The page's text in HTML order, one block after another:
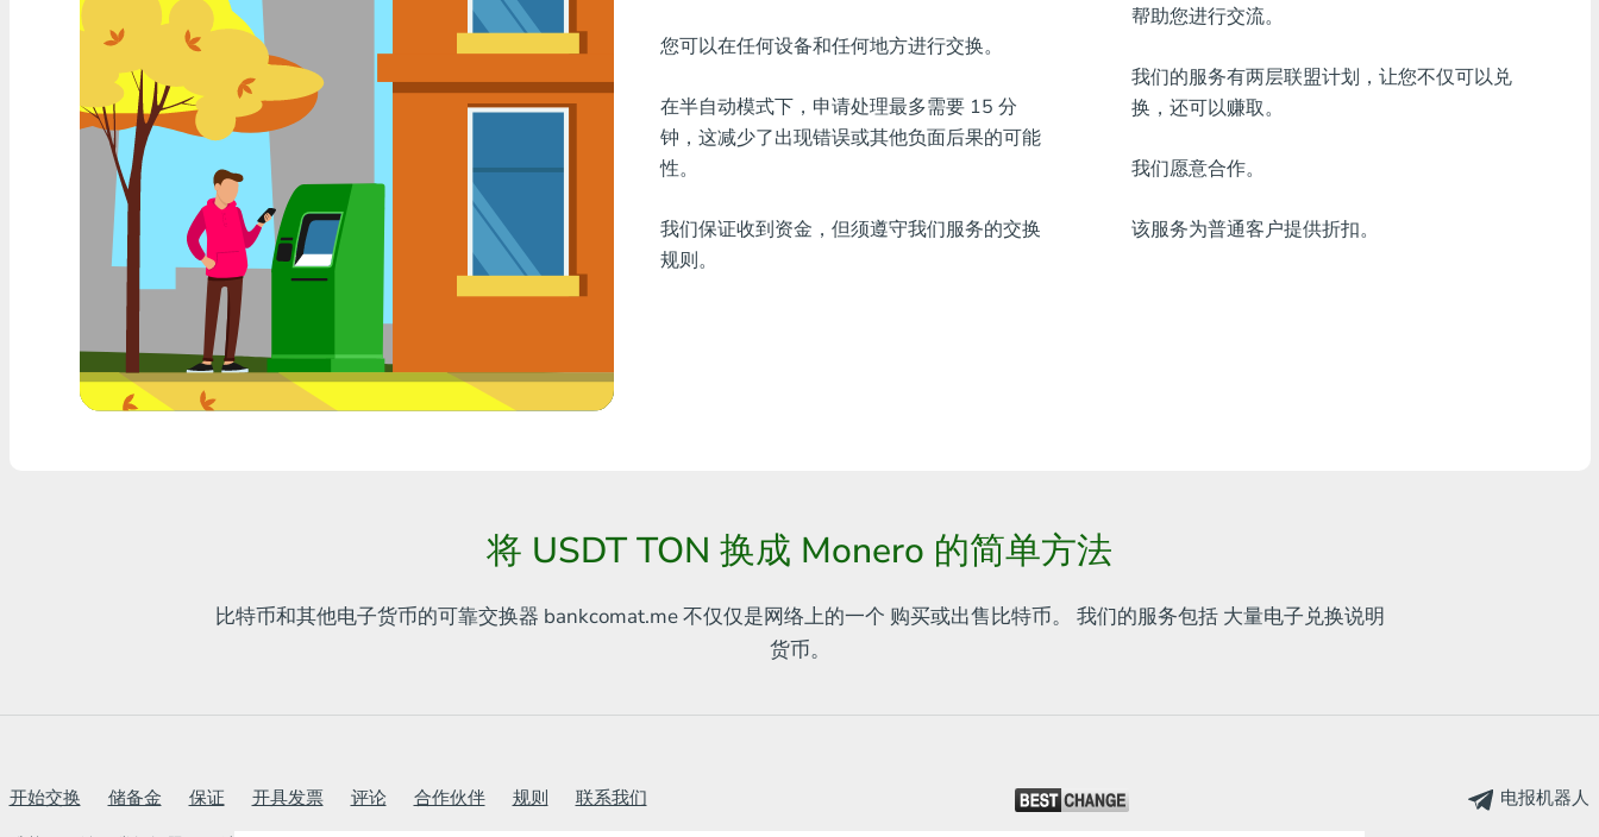
任何一家MDL银行
任何AMD银行
任何银行KGS
任何银行UZS
任何银行凝胶
任何银行PLN
任何银行THB
Visa/MasterCard MDL
Dash
任何AMD银行
任何银行凝胶
您可以在任何设备和任何地方进行交换。
在半自动模式下，申请处理最多需要 15 分
钟，这减少了出现错误或其他负面后果的可能
性。
我们保证收到资金，但须遵守我们服务的交换
规则。
帮助您进行交流。
我们的服务有两层联盟计划，让您不仅可以兑
换，还可以赚取。
我们愿意合作。
该服务为普通客户提供折扣。
将 USDT TON 换成 Monero 的简单方法
比特币和其他电子货币的可靠交换器 bankcomat.me 不仅仅是网络上的一个 购买或出售比特币。 我们的服务包括 大量电子兑换说明
货币。
电报机器人
开始交换 储备金 保证 开具发票 评论 合作伙伴 规则 联系我们